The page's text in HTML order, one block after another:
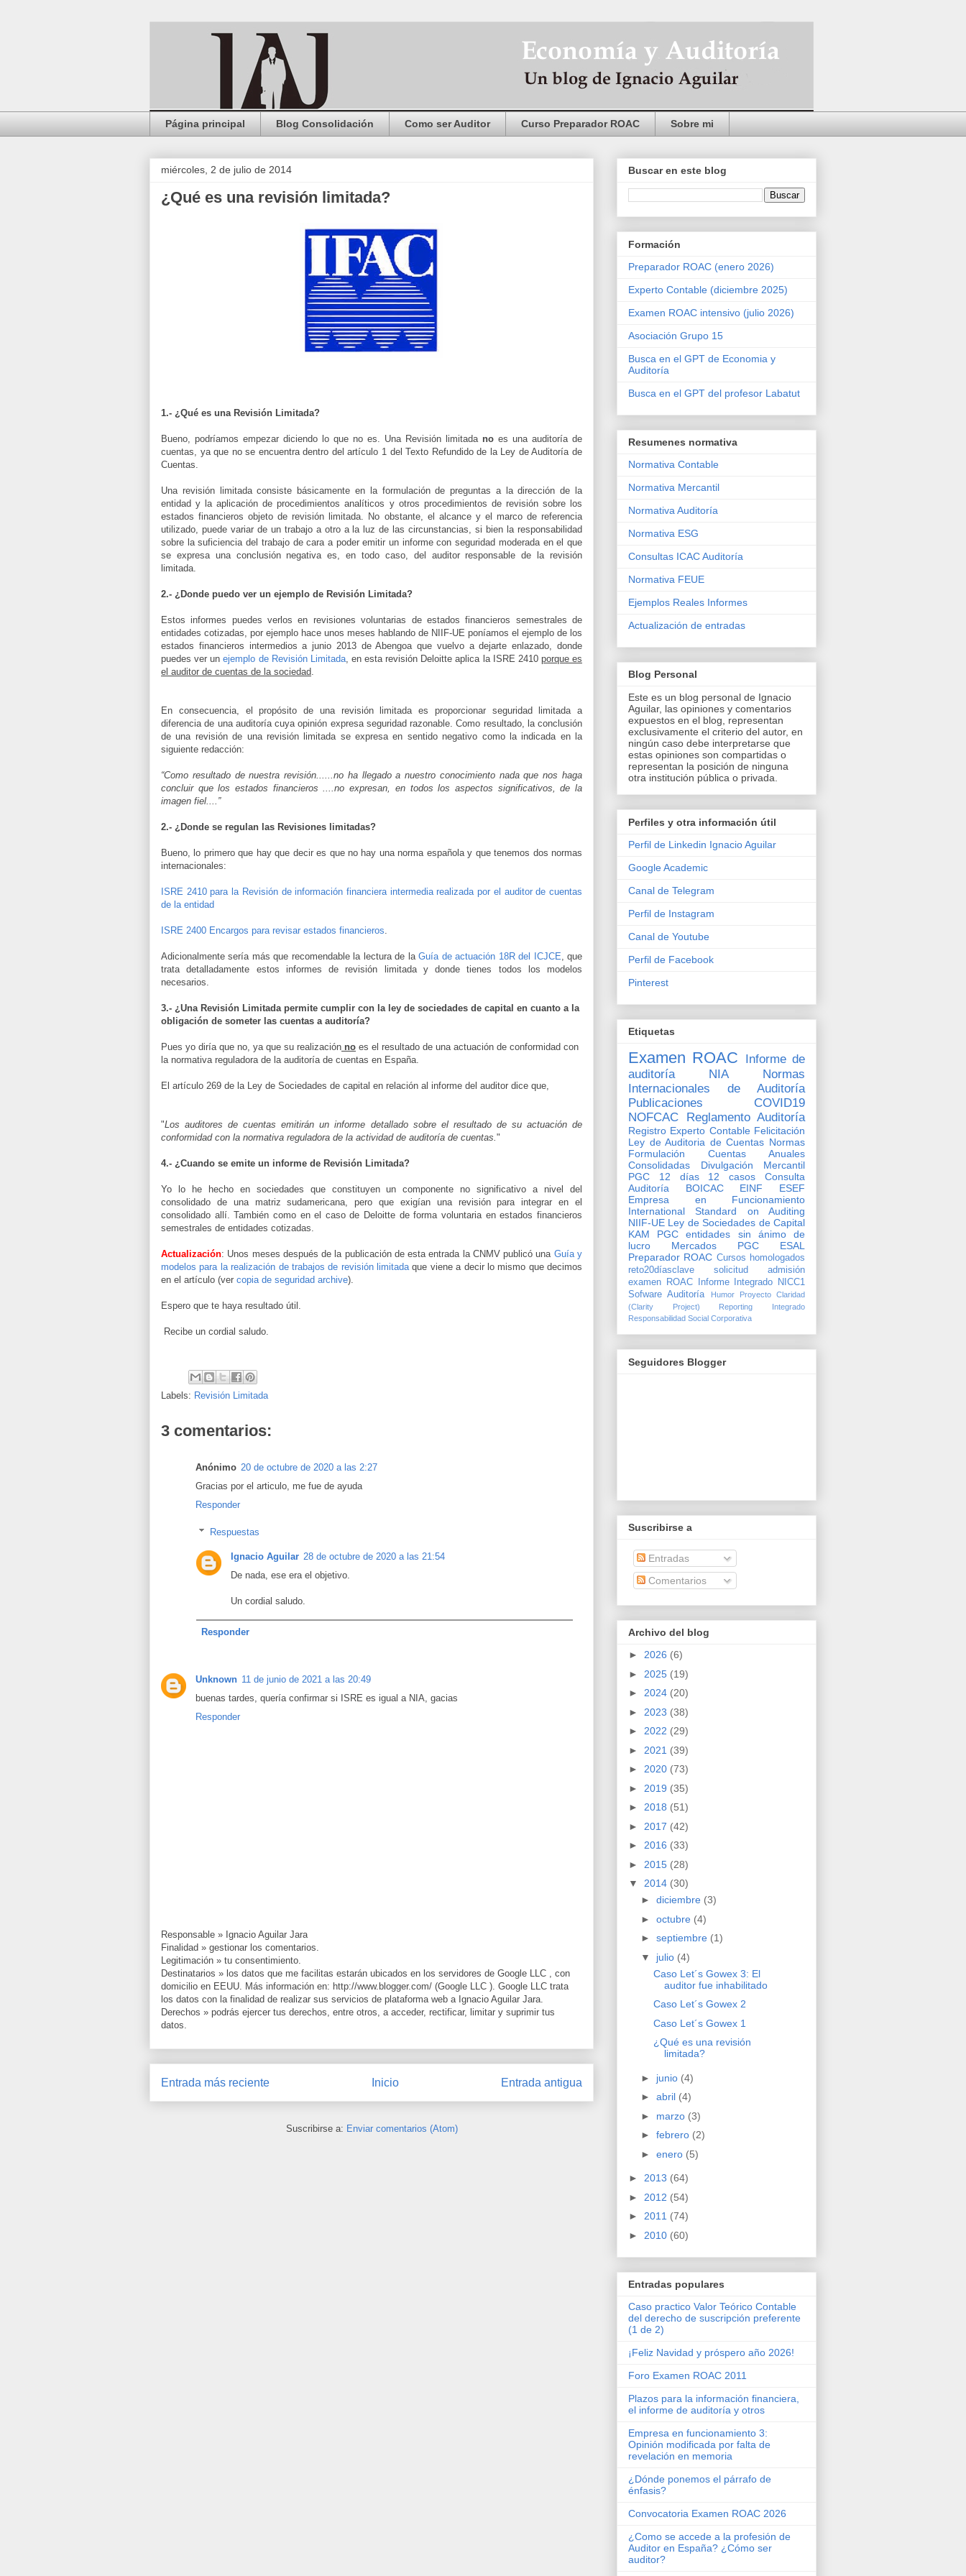
Página principal Blog Consolidación Como ser Auditor Curso Preparador ROAC Sobre mi
miércoles, 2 de julio de 2014
¿Qué es una revisión limitada?
1.- ¿Qué es una Revisión Limitada?
Bueno, podríamos empezar diciendo lo que no es. Una Revisión limitada no es una auditoría de
cuentas, ya que no se encuentra dentro del artículo 1 del Texto Refundido de la Ley de Auditoría de
Cuentas.
Una revisión limitada consiste básicamente en la formulación de preguntas a la dirección de la
entidad y la aplicación de procedimientos analíticos y otros procedimientos de revisión sobre los
estados financieros objeto de revisión limitada. No obstante, el alcance y el marco de referencia
utilizado, puede variar de un trabajo a otro a la luz de las circunstancias, si bien la responsabilidad
sobre la suficiencia del trabajo de cara a poder emitir un informe con seguridad moderada en el que
se expresa una conclusión negativa es, en todo caso, del auditor responsable de la revisión
limitada.
2.- ¿Donde puedo ver un ejemplo de Revisión Limitada?
Estos informes puedes verlos en revisiones voluntarias de estados financieros semestrales de
entidades cotizadas, por ejemplo hace unos meses hablando de NIIF-UE poníamos el ejemplo de los
estados financieros intermedios a junio 2013 de Abengoa que vuelvo a dejarte enlazado, donde
puedes ver unejemplo de Revisión Limitada, en esta revisión Deloitte aplica la ISRE 2410 porque es
el auditor de cuentas de la sociedad
En consecuencia, el propósito de una revisión limitada es proporcionar seguridad limitada a
diferencia de una auditoría cuya opinión expresa seguridad razonable. Como resultado, la conclusión
de una revisión de una revisión limitada se expresa en sentido negativo como la indicada en la
siguiente redacción:
“Como resultado de nuestra revisión......no ha llegado a nuestro conocimiento nada que nos haga
concluir que los estados financieros ....no expresan, en todos los aspectos significativos, de la
imagen fiel....”
2.- ¿Donde se regulan las Revisiones limitadas?
Bueno, lo primero que hay que decir es que no hay una norma española y que tenemos dos normas
internacionales:
ISRE 2410 para la Revisión de información financiera intermedia realizada por el auditor de cuentas
de la entidad
ISRE 2400 Encargos para revisar estados financieros
Adicionalmente sería más que recomendable la lectura de laGuía de actuación 18R del ICJCE , que
trata detalladamente estos informes de revisión limitada y donde tienes todos los modelos
necesarios.
3.- ¿Una Revisión Limitada permite cumplir con la ley de sociedades de capital en cuanto a la
obligación de someter las cuentas a auditoría?
Pues yo diría que no, ya que su realización no es el resultado de una actuación de conformidad con
la normativa reguladora de la auditoría de cuentas en España.
El artículo 269 de la Ley de Sociedades de capital en relación al informe del auditor dice que,
"Los auditores de cuentas emitirán un informe detallado sobre el resultado de su actuación de
conformidad con la normativa reguladora de la actividad de auditoría de cuentas. "
4.- ¿Cuando se emite un informe de Revisión Limitada?
Yo lo he hecho en sociedades que constituyen un componente no significativo a nivel del
consolidado de una matriz sudamericana, pero que exigían una revisión para integrar en el
consolidado allí. También como en el caso de Deloitte de forma voluntaria en estados financieros
semestrales de entidades cotizadas.
Actualización: Unos meses después de la publicación de esta entrada la CNMV publicó una Guía y
modelos para la realización de trabajos de revisión limitada que viene a decir lo mismo que decimos
en el artículo (ver copia de seguridad archive).
Espero que te haya resultado útil.
Recibe un cordial saludo.
Labels: Revisión Limitada
3 comentarios:
Anónimo 20 de octubre de 2020 a las 2:27
Gracias por el articulo, me fue de ayuda
Responder
Respuestas
Ignacio Aguilar 28 de octubre de 2020 a las 21:54
De nada, ese era el objetivo.
Un cordial saludo.
Responder
Unknown 11 de junio de 2021 a las 20:49
buenas tardes, quería confirmar si ISRE es igual a NIA, gacias
Responder
Responsable » Ignacio Aguilar Jara
Finalidad » gestionar los comentarios.
Legitimación » tu consentimiento.
Destinatarios » los datos que me facilitas estarán ubicados en los servidores de Google LLC , con
domicilio en EEUU. Más información en: http://www.blogger.com/ (Google LLC ). Google LLC trata
los datos con la finalidad de realizar sus servicios de plataforma web a Ignacio Aguilar Jara.
Derechos » podrás ejercer tus derechos, entre otros, a acceder, rectificar, limitar y suprimir tus
datos.
Entrada más reciente Entrada antigua
Inicio
Suscribirse a: Enviar comentarios (Atom)
Buscar en este blog
Formación
Preparador ROAC (enero 2026)
Experto Contable (diciembre 2025)
Examen ROAC intensivo (julio 2026)
Asociación Grupo 15
Busca en el GPT de Economia y
Auditoría
Busca en el GPT del profesor Labatut
Resumenes normativa
Normativa Contable
Normativa Mercantil
Normativa Auditoría
Normativa ESG
Consultas ICAC Auditoría
Normativa FEUE
Ejemplos Reales Informes
Actualización de entradas
Blog Personal
Este es un blog personal de Ignacio
Aguilar, las opiniones y comentarios
expuestos en el blog, representan
exclusivamente el criterio del autor, en
ningún caso debe interpretarse que
estas opiniones son compartidas o
representan la posición de ninguna
otra institución pública o privada.
Perfiles y otra información útil
Perfil de Linkedin Ignacio Aguilar
Google Academic
Canal de Telegram
Perfil de Instagram
Canal de Youtube
Perfil de Facebook
Pinterest
Etiquetas
Examen ROAC
Informe de
auditoría
NIA
Normas
Internacionales de Auditoría
Publicaciones
COVID19
NOFCAC
Reglamento Auditoría
Registro Experto Contable Felicitación
Ley de Auditoria de Cuentas Normas
Formulación Cuentas Anuales
Consolidadas
Divulgación Mercantil
PGC
12 días 12 casos
Consulta
Auditoría BOICAC
EINF
ESEF
Empresa en Funcionamiento
International Standard on Auditing
NIIF-UE Ley de Sociedades de Capital
KAM
PGC entidades sin ánimo de
lucro
Mercados
PGC ESAL
Preparador ROAC Cursos homologados
reto20díasclave
solicitud admisión
examen ROAC
Informe Integrado
NICC1
Sofware Auditoría
Humor
Proyecto Claridad
(Clarity Project)
Reporting Integrado
Responsabilidad Social Corporativa
Seguidores Blogger
Suscribirse a
Entradas
Comentarios
Archivo del blog
► 2026 (6)
► 2025 (19)
► 2024 (20)
► 2023 (38)
► 2022 (29)
► 2021 (39)
► 2020 (73)
► 2019 (35)
► 2018 (51)
► 2017 (42)
► 2016 (33)
► 2015 (28)
▼ 2014 (30)
► diciembre (3)
► octubre (4)
► septiembre (1)
▼ julio (4)
Caso Let´s Gowex 3: El
auditor fue inhabilitado
Caso Let´s Gowex 2
Caso Let´s Gowex 1
¿Qué es una revisión
limitada?
► junio (4)
► abril (4)
► marzo (3)
► febrero (2)
► enero (5)
► 2013 (64)
► 2012 (54)
► 2011 (74)
► 2010 (60)
Entradas populares
Caso practico Valor Teórico Contable
del derecho de suscripción preferente
(1 de 2)
¡Feliz Navidad y próspero año 2026!
Foro Examen ROAC 2011
Plazos para la información financiera,
el informe de auditoría y otros
Empresa en funcionamiento 3:
Opinión modificada por falta de
revelación en memoria
¿Dónde ponemos el párrafo de
énfasis?
Convocatoria Examen ROAC 2026
¿Como se accede a la profesión de
Auditor en España? ¿Cómo ser
auditor?